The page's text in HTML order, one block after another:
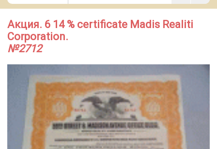
Акция. 6 14 % certificate Madis Realiti
Corporation.
№2712